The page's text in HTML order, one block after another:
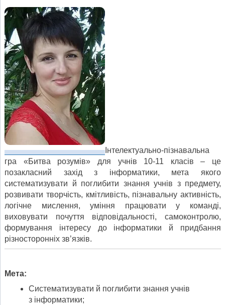
Інтелектуально-пізнавальна
гра «Битва розумів» для учнів 10-11 класів – це
позакласний захід з інформатики, мета якого
систематизувати й поглибити знання учнів з предмету,
розвивати творчість, кмітливість, пізнавальну активність,
логічне мислення, уміння працювати у команді,
виховувати почуття відповідальності, самоконтролю,
формування інтересу до інформатики й придбання
різносторонніх зв’язків.
Мета:
Систематизувати й поглибити знання учнів
з інформатики;